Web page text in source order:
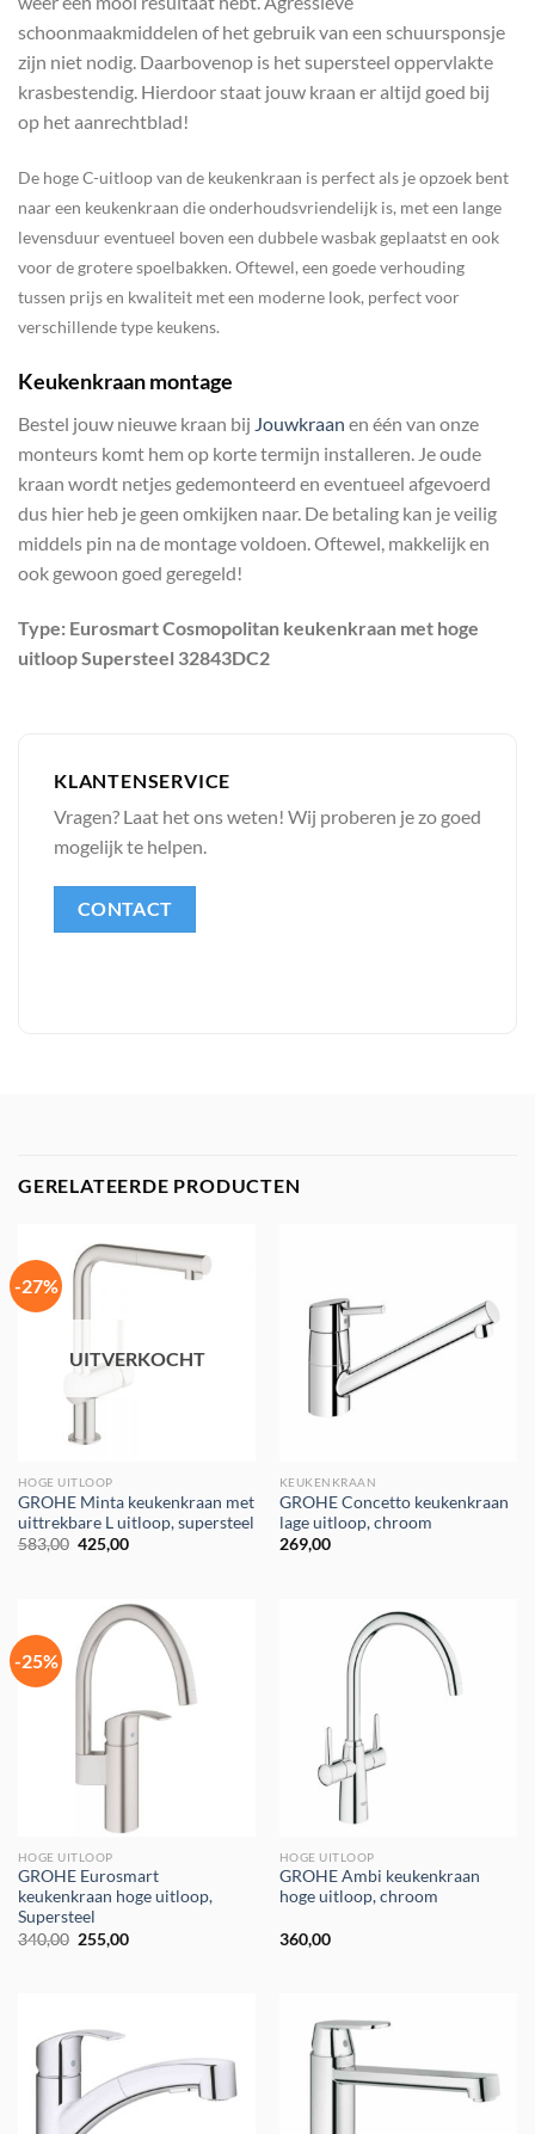
schoonmaakmiddelen of het gebruik van een schuursponsje
zijn niet nodig. Daarbovenop is het supersteel oppervlakte
krasbestendig. Hierdoor staat jouw kraan er altijd goed bij
op het aanrechtblad!
De hoge C-uitloop van de keukenkraan is perfect als je opzoek bent
naar een keukenkraan die onderhoudsvriendelijk is, met een lange
levensduur eventueel boven een dubbele wasbak geplaatst en ook
voor de grotere spoelbakken. Oftewel, een goede verhouding
tussen prijs en kwaliteit met een moderne look, perfect voor
verschillende type keukens.
Keukenkraan montage
Bestel jouw nieuwe kraan bij Jouwkraan en één van onze
monteurs komt hem op korte termijn installeren. Je oude
kraan wordt netjes gedemonteerd en eventueel afgevoerd
dus hier heb je geen omkijken naar. De betaling kan je veilig
middels pin na de montage voldoen. Oftewel, makkelijk en
ook gewoon goed geregeld!
Type: Eurosmart Cosmopolitan keukenkraan met hoge
uitloop Supersteel 32843DC2
KLANTENSERVICE
Vragen? Laat het ons weten! Wij proberen je zo goed
mogelijk te helpen.
CONTACT
GERELATEERDE PRODUCTEN
-27%
UITVERKOCHT
HOGE UITLOOP
GROHE Minta keukenkraan met
uittrekbare L uitloop, supersteel
583,00 Oorspronkelijke
prijs
425,00Huidige
KEUKENKRAAN
GROHE Concetto keukenkraan
lage uitloop, chroom
269,00
-25%
HOGE UITLOOP
GROHE Eurosmart
keukenkraan hoge uitloop,
Supersteel
340,00 Oorspronkelijke
prijs
255,00Huidige
HOGE UITLOOP
GROHE Ambi keukenkraan
hoge uitloop, chroom
360,00